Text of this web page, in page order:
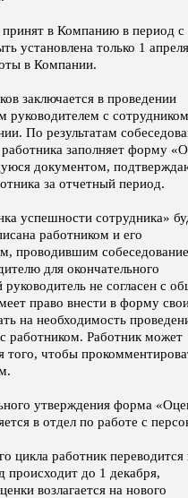
в Компанию в период с
установлена только 1
в Компании.
заключается в проведении
руководителем с
По результатам
заполняет форму
документом,
за отчетный период.
успешности сотрудника»
работником и его
проводившим
для окончательного
не согласен с
право внести в форму
на необходимость
работником. Работник может
того, чтобы
утверждения форма
в отдел по работе с
цикла работник переводится
происходит до 1 декабря,
возлагается на нового